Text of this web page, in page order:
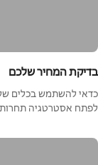
בדיקת המחיר שלכם
לפתח אסטרטגיה